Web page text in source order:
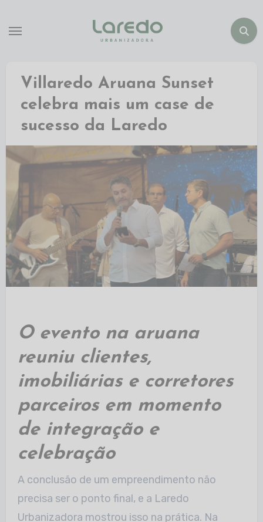
Villaredo Aruana Sunset
celebra mais um case de
sucesso da Laredo
O evento na aruana
reuniu clientes,
imobiliárias e corretores
parceiros em momento
de integração e
celebração
A conclusão de um empreendimento não
precisa ser o ponto final, e a Laredo
Urbanizadora mostrou isso na prática. Na